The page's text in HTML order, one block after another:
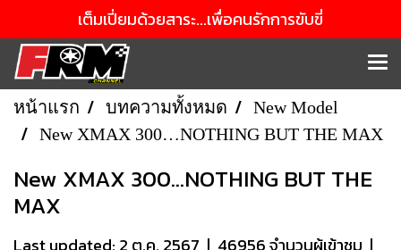
เต็มเปี่ยมด้วยสาระ...เพื่อคนรักการขับขี่
หน้าแรก บทความทั้งหมด
New Model
New XMAX 300…NOTHING BUT THE MAX
New XMAX 300…NOTHING BUT THE
MAX
Last updated: 2 ต.ค. 2567 | 46956 จำนวนผู้เข้าชม |